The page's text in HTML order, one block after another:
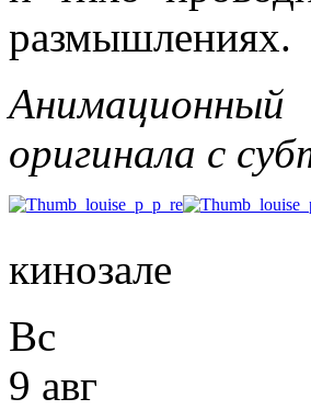
размышлениях.
оригинала с
кинозале
Вс
9 авг